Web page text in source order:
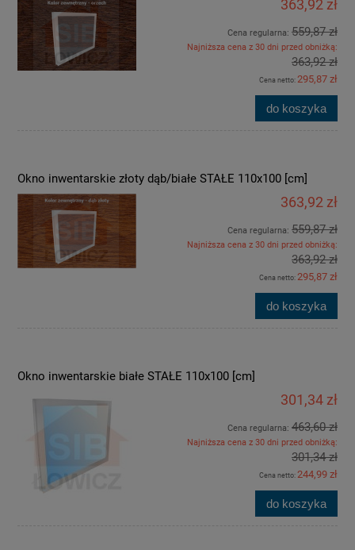
363,92 zł
Cena regularna: 559,87 zł
Najniższa cena z 30 dni przed obniżką:
363,92 zł
Cena netto:295,87 zł
do koszyka
Okno inwentarskie złoty dąb/białe STAŁE 110x100 [cm]
363,92 zł
Cena regularna: 559,87 zł
Najniższa cena z 30 dni przed obniżką:
363,92 zł
Cena netto:295,87 zł
do koszyka
Okno inwentarskie białe STAŁE 110x100 [cm]
301,34 zł
Cena regularna: 463,60 zł
Najniższa cena z 30 dni przed obniżką:
301,34 zł
Cena netto:244,99 zł
do koszyka